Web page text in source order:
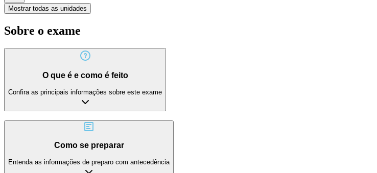
Mostrar todas as unidades
Sobre o exame
O que é e como é feito
Confira as principais informações sobre este exame
Como se preparar
Entenda as informações de preparo com antecedência